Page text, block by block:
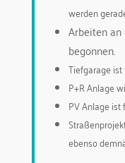
werden
Arbeiten
begonnen.
Tiefgarage
P+R Anlage
PV Anlage
ebenso